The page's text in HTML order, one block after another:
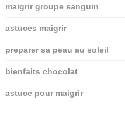
maigrir groupe sanguin
astuces maigrir
preparer sa peau au soleil
bienfaits chocolat
astuce pour maigrir